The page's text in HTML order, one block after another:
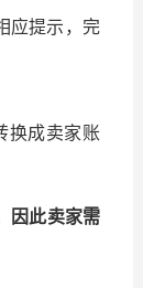
应提示，完
换成卖家账
因此卖家需